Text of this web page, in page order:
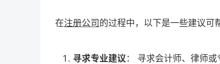
在注册公司的过程中，以下是一些建议可
寻求专业建议： 寻求会计师、律师